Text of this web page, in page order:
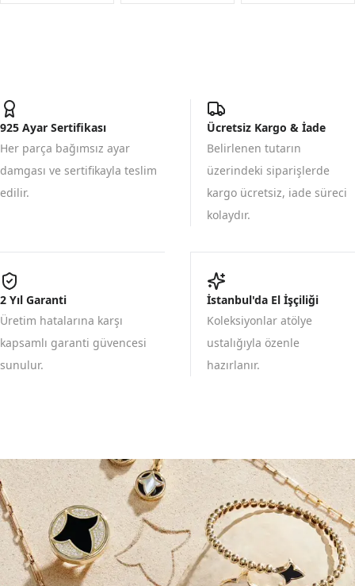
925 Ayar Sertifikası
Her parça bağımsız ayar
damgası ve sertifikayla teslim
edilir.
Ücretsiz Kargo & İade
Belirlenen tutarın
üzerindeki siparişlerde
kargo ücretsiz, iade süreci
kolaydır.
2 Yıl Garanti
Üretim hatalarına karşı
kapsamlı garanti güvencesi
sunulur.
İstanbul'da El İşçiliği
Koleksiyonlar atölye
ustalığıyla özenle
hazırlanır.